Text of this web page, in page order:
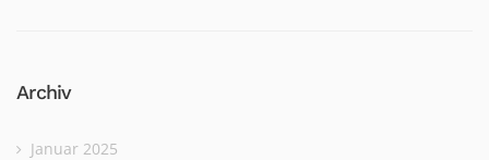
Archiv
Januar 2025